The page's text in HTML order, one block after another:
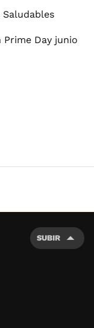
Saludables
Prime Day junio
SUBIR